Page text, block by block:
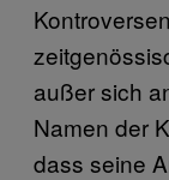
außer sich
Namen der
dass seine